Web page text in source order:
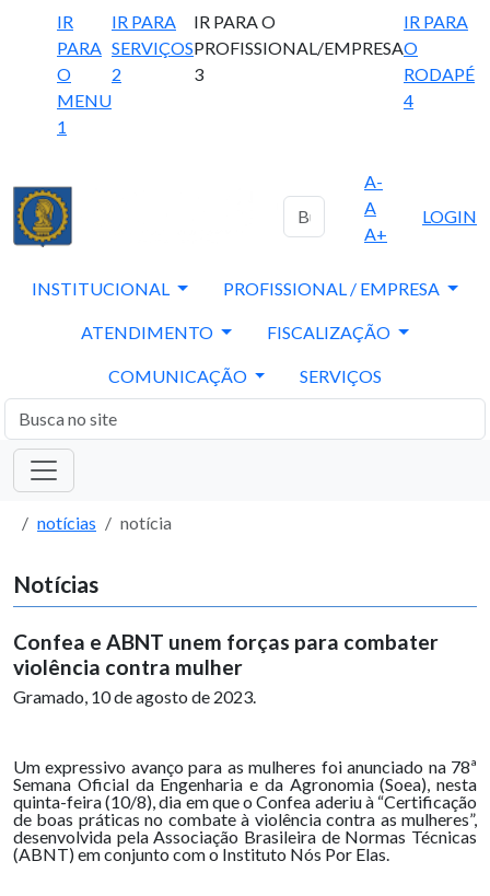
IR
PARA
O
MENU
1
IR PARA
SERVIÇOS
2
IR PARA O
PROFISSIONAL/EMPRESA
3
IR PARA
O
RODAPÉ
4
A-
A
A+
LOGIN
INSTITUCIONAL PROFISSIONAL / EMPRESA
ATENDIMENTO FISCALIZAÇÃO
COMUNICAÇÃO SERVIÇOS
notícias notícia
Notícias
Confea e ABNT unem forças para combater
violência contra mulher
Gramado, 10 de agosto de 2023.
Um expressivo avanço para as mulheres foi anunciado na 78ª
Semana Oficial da Engenharia e da Agronomia (Soea), nesta
quinta-feira (10/8), dia em que o Confea aderiu à “Certificação
de boas práticas no combate à violência contra as mulheres”,
desenvolvida pela Associação Brasileira de Normas Técnicas
(ABNT) em conjunto com o Instituto Nós Por Elas.